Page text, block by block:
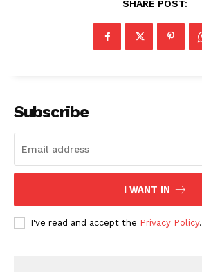
SHARE POST:
Subscribe
I WANT IN
I've read and accept the Privacy Policy.